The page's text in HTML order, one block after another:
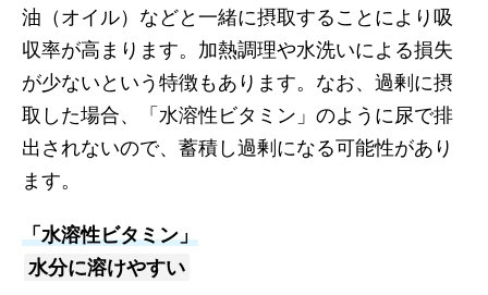
油（オイル）などと一緒に摂取することにより吸
収率が高まります。加熱調理や水洗いによる損失
が少ないという特徴もあります。なお、過剰に摂
取した場合、「水溶性ビタミン」のように尿で排
出されないので、蓄積し過剰になる可能性があり
ます。
「水溶性ビタミン」
水分に溶けやすい